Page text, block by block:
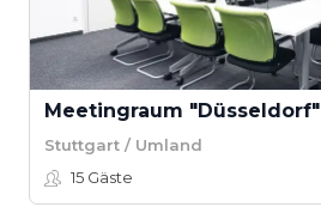
Meetingraum "Düsseldorf"
Stuttgart / Umland
15 Gäste